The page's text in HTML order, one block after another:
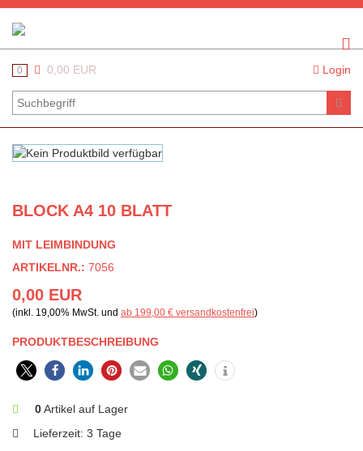
0 0,00 EUR Login
BLOCK A4 10 BLATT
MIT LEIMBINDUNG
ARTIKELNR.: 7056
0,00 EUR
(inkl. 19,00% MwSt. und ab 199,00 € versandkostenfrei)
PRODUKTBESCHREIBUNG
0Artikel auf Lager
Lieferzeit: 3 Tage